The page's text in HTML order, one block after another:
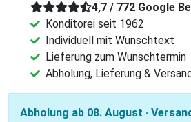
4,7 / 772 Google
Konditorei seit 1962
Individuell mit Wunschtext
Lieferung zum Wunschtermin
Abholung, Lieferung &
Abholung ab 08. August ·